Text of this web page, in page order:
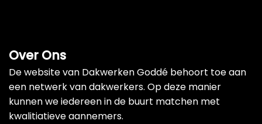
Over Ons
De website van Dakwerken Goddé behoort toe aan
een netwerk van dakwerkers. Op deze manier
kunnen we iedereen in de buurt matchen met
kwalitiatieve aannemers.